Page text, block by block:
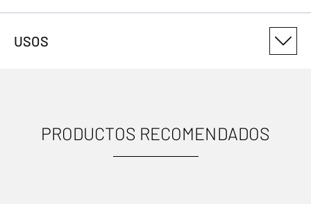
308080381
USOS
USOS
PRODUCTOS RECOMENDADOS